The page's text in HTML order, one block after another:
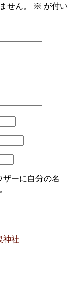
せん。 ※ が付い
ーに自分の名
神社